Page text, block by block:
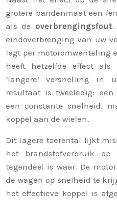
grotere bandenmaat een
als de overbrengingsfout.
eindoverbrenging van uw
legt per motoromwenteling
heeft hetzelfde effect
‘langere’ versnelling in
resultaat is tweeledig:
een constante snelheid,
koppel aan de wielen.
Dit lagere toerental lijkt
het brandstofverbruik
tegendeel is waar. De
de wagen op snelheid te
het effectieve koppel is